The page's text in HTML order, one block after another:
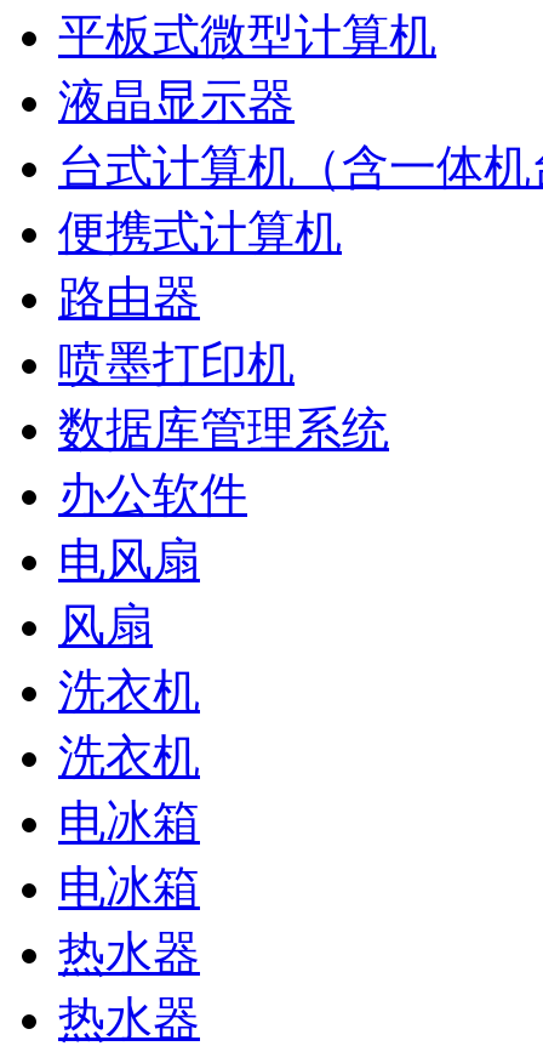
平板式微型计算机
液晶显示器
台式计算机（含一体
便携式计算机
路由器
喷墨打印机
数据库管理系统
办公软件
电风扇
风扇
洗衣机
洗衣机
电冰箱
电冰箱
热水器
热水器